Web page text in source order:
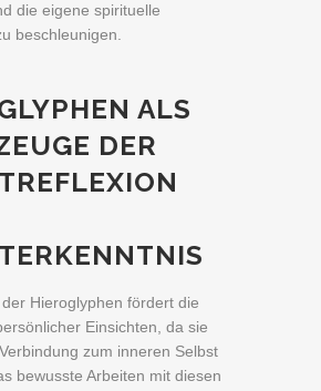
die eigene spirituelle
beschleunigen.
ALS
DER
Hieroglyphen fördert die
Einsichten, da sie
zum inneren Selbst
bewusste Arbeiten mit diesen